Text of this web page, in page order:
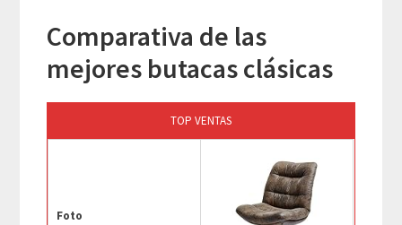
Comparativa de las
mejores butacas clásicas
TOP VENTAS
Foto